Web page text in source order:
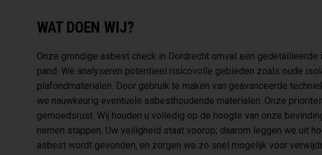
WAT DOEN WIJ?
Onze grondige asbest check in Dordrecht omvat een
pand. We analyseren potentieel risicovolle gebieden zoals oude
plafondmaterialen. Door gebruik te maken van geavanceerde
we nauwkeurig eventuele asbesthoudende materialen. Onze
gemoedsrust. Wij houden u volledig op de hoogte van onze
nemen stappen. Uw veiligheid staat voorop; daarom leggen we uit
asbest wordt gevonden, en zorgen we zo snel mogelijk voor